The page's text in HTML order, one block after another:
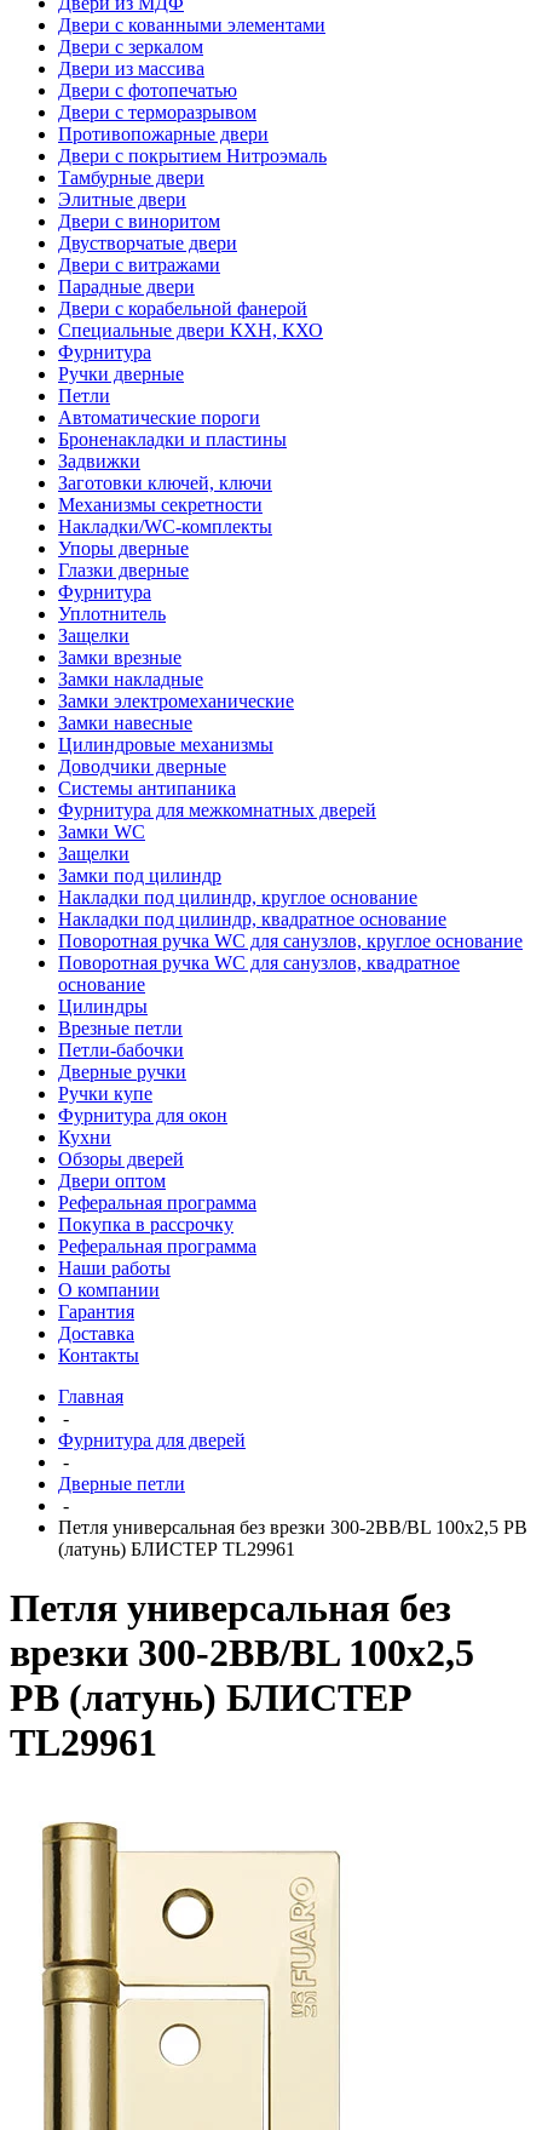
Двери с кованными элементами
Двери с зеркалом
Двери из массива
Двери с фотопечатью
Двери с терморазрывом
Противопожарные двери
Двери с покрытием Нитроэмаль
Тамбурные двери
Элитные двери
Двери с виноритом
Двустворчатые двери
Двери с витражами
Парадные двери
Двери с корабельной фанерой
Специальные двери КХН, КХО
Фурнитура
Ручки дверные
Петли
Автоматические пороги
Броненакладки и пластины
Задвижки
Заготовки ключей, ключи
Механизмы секретности
Накладки/WC-комплекты
Упоры дверные
Глазки дверные
Фурнитура
Уплотнитель
Защелки
Замки врезные
Замки накладные
Замки электромеханические
Замки навесные
Цилиндровые механизмы
Доводчики дверные
Системы антипаника
Фурнитура для межкомнатных дверей
Замки WC
Защелки
Замки под цилиндр
Накладки под цилиндр, круглое основание
Накладки под цилиндр, квадратное основание
Поворотная ручка WC для санузлов, круглое основание
Поворотная ручка WC для санузлов, квадратное
основание
Цилиндры
Врезные петли
Петли-бабочки
Дверные ручки
Ручки купе
Фурнитура для окон
Кухни
Обзоры дверей
Двери оптом
Реферальная программа
Покупка в рассрочку
Реферальная программа
Наши работы
О компании
Гарантия
Доставка
Контакты
Главная
-
Фурнитура для дверей
-
Дверные петли
-
Петля универсальная без врезки 300-2BB/BL 100x2,5 PB
(латунь) БЛИСТЕР TL29961
Петля универсальная без
врезки 300-2BB/BL 100x2,5
PB (латунь) БЛИСТЕР
TL29961